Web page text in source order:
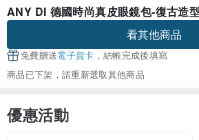
ANY DI 德國時尚真皮眼鏡包-復古造型
看其他商品
免費贈送電子賀卡 ，結帳完成後填寫
商品已下架，請重新選取其他商品
優惠活動